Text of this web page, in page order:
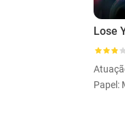
Lose
Papel: